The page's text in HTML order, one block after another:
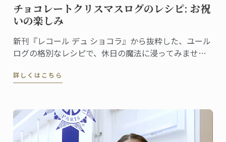
チョコレートクリスマスログのレシピ: お祝
いの楽しみ
新刊『レコール デュ ショコラ』から抜粋した、ユール
ログの格別なレシピで、休日の魔法に浸ってみません
ゲストを喜ばせ、クリスマスのテーブルを盛り上げる
詳しくはこちら